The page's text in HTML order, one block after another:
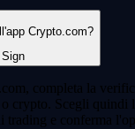
Crypto.com?
completa la
crypto. Scegli quindi
trading e conferma